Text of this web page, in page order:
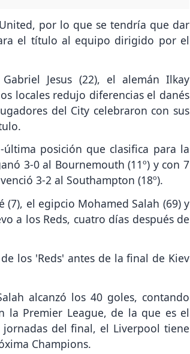
por lo que se tendría que dar
el título al equipo dirigido por el
Jesus (22), el alemán Ilkay
locales redujo diferencias el danés
del City celebraron con sus
posición que clasifica para la
3-0 al Bournemouth (11º) y con 7
3-2 al Southampton (18º).
el egipcio Mohamed Salah (69) y
a los Reds, cuatro días después de
los 'Reds' antes de la final de Kiev
alcanzó los 40 goles, contando
la Premier League, de la que es el
del final, el Liverpool tiene
Champions.